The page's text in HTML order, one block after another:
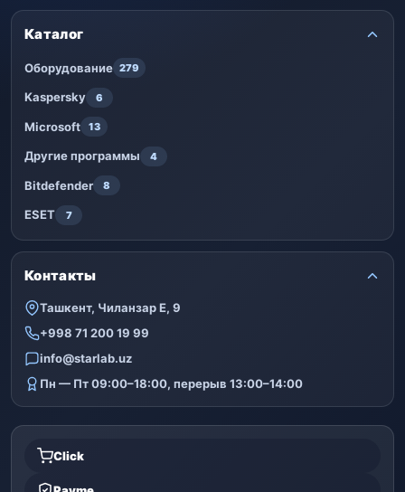
Каталог
Оборудование 279
Kaspersky 6
Microsoft 13
Другие программы 4
Bitdefender 8
ESET 7
Контакты
Ташкент, Чиланзар Е, 9
+998 71 200 19 99
info@starlab.uz
Пн — Пт 09:00–18:00, перерыв 13:00–14:00
Click